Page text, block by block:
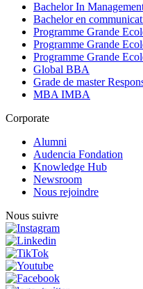
Bachelor In
Bachelor en
Programme Grande
Programme Grande
Programme Grande
Global BBA
Grade de master
MBA IMBA
Corporate
Alumni
Audencia Fondation
Knowledge Hub
Newsroom
Nous rejoindre
Nous suivre